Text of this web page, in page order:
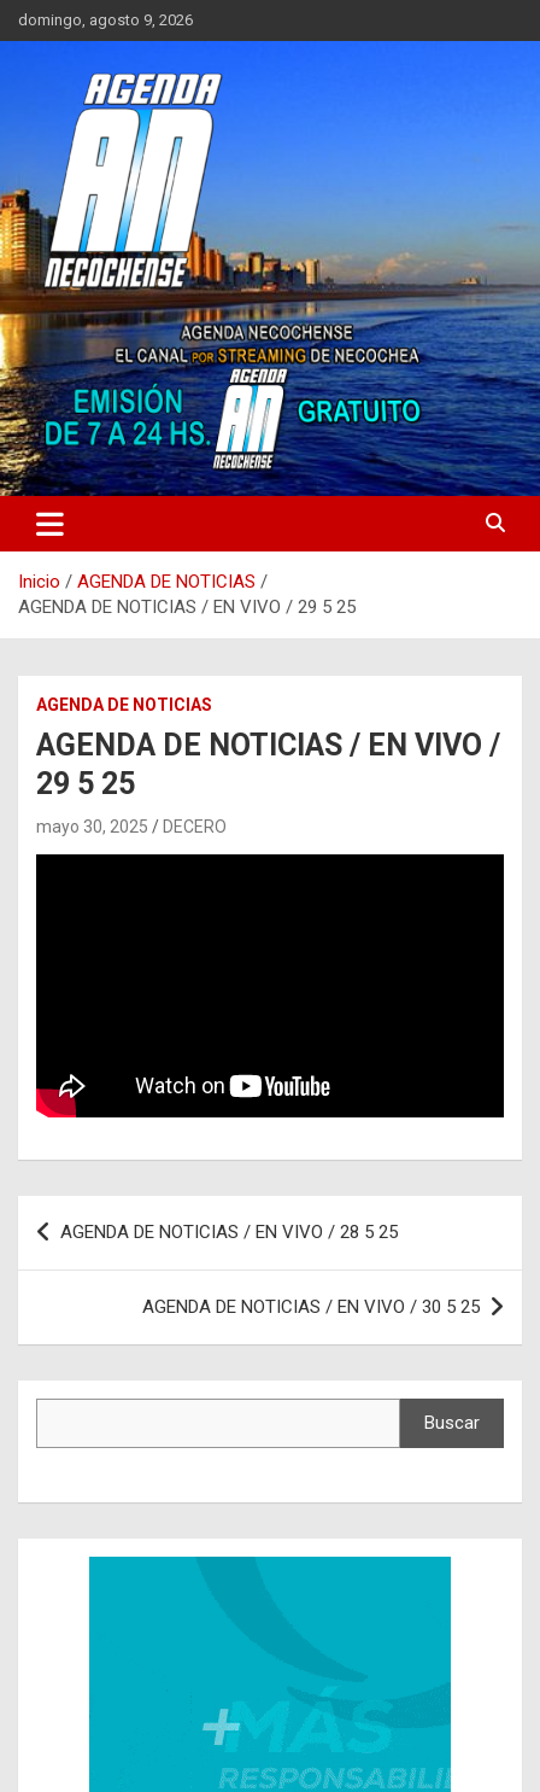
Saltar
al
domingo, agosto 9, 2026
AGENDA NECOCHENSE
Sitio de Noticias de Necochea y zona
Inicio
AGENDA DE NOTICIAS
AGENDA DE NOTICIAS / EN VIVO / 29 5 25
AGENDA DE NOTICIAS
AGENDA DE NOTICIAS / EN VIVO /
29 5 25
mayo 30, 2025 DECERO
Navegación
de
AGENDA DE NOTICIAS / EN VIVO / 28 5 25
AGENDA DE NOTICIAS / EN VIVO / 30 5 25
Buscar